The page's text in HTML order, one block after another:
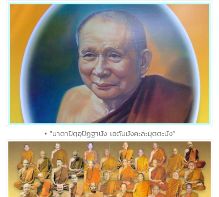
• "มาตาปิตุอุปัฏฐานัง เอตัมมังคะละมุตตะมัง"